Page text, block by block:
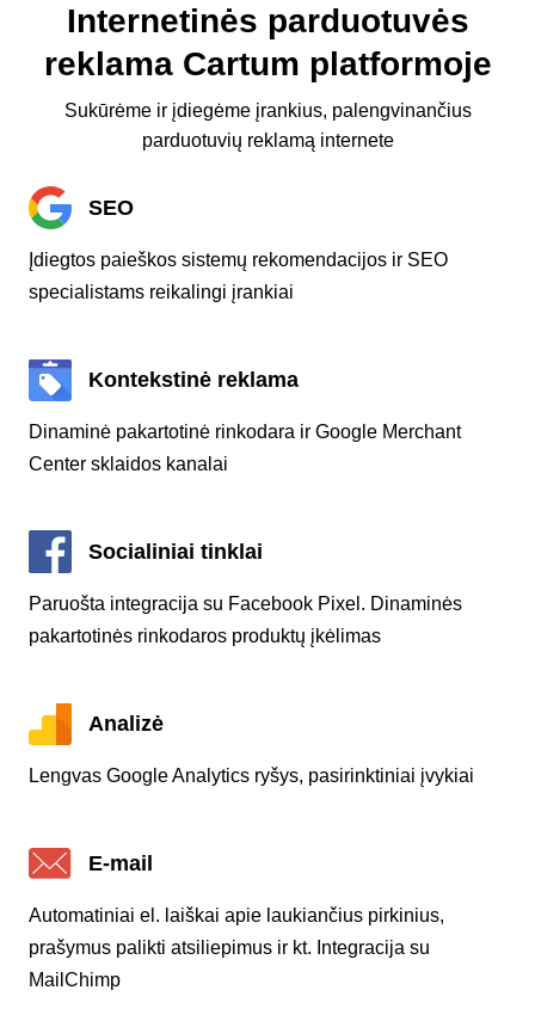
Internetinės parduotuvės
reklama Cartum platformoje
Sukūrėme ir įdiegėme įrankius, palengvinančius
parduotuvių reklamą internete
SEO
Įdiegtos paieškos sistemų rekomendacijos ir SEO
specialistams reikalingi įrankiai
Kontekstinė reklama
Dinaminė pakartotinė rinkodara ir Google Merchant
Center sklaidos kanalai
Socialiniai tinklai
Paruošta integracija su Facebook Pixel. Dinaminės
pakartotinės rinkodaros produktų įkėlimas
Analizė
Lengvas Google Analytics ryšys, pasirinktiniai įvykiai
E-mail
Automatiniai el. laiškai apie laukiančius pirkinius,
prašymus palikti atsiliepimus ir kt. Integracija su
MailChimp